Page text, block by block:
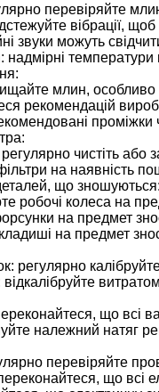
перевіряйте
вібрації,
звуки можуть
надмірні
млин,
рекомендацій
проміжки
чистіть або
на наявність
що зношуються:
робочі колеса на
на предмет
на предмет
регулярно
відкалібруйте
що всі
належний натяг
перевіряйте
що всі